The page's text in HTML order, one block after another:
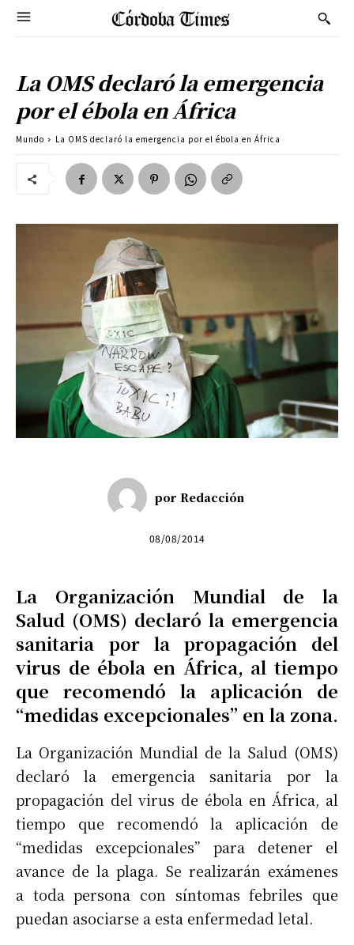
La OMS declaró la emergencia
por el ébola en África
Mundo La OMS declaró la emergencia por el ébola en África
por Redacción
08/08/2014
La Organización Mundial de la
Salud (OMS) declaró la emergencia
sanitaria por la propagación del
virus de ébola en África, al tiempo
que recomendó la aplicación de
“medidas excepcionales” en la zona.
La Organización Mundial de la Salud (OMS)
declaró la emergencia sanitaria por la
propagación del virus de ébola en África, al
tiempo que recomendó la aplicación de
“medidas excepcionales” para detener el
avance de la plaga. Se realizarán exámenes
a toda persona con síntomas febriles que
puedan asociarse a esta enfermedad letal.